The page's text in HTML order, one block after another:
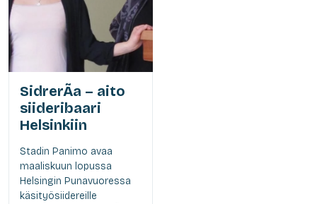
SidrerÃ­a – aito
siideribaari
Helsinkiin
Stadin Panimo avaa
maaliskuun lopussa
Helsingin Punavuoressa
käsityösiidereille